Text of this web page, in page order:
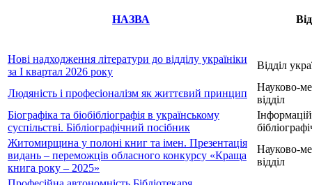
НАЗВА
Нові надходження літератури до відділу україніки
за І квартал 2026 року
Відділ
Людяність і професіоналізм як життєвий принцип
Науково-
відділ
Біографіка та біобібліографія в українському
суспільстві. Бібліографічний посібник
Житомирщина у полоні книг та імен. Презентація
видань – переможців обласного конкурсу «Краща
книга року – 2025»
Науково-
відділ